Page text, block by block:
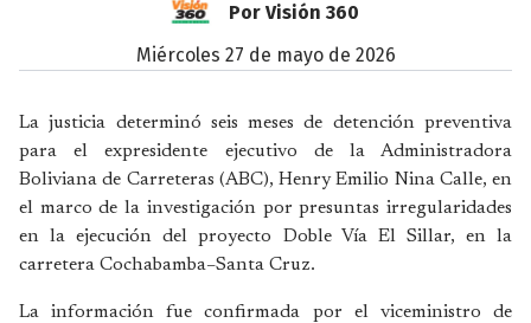
Por Visión 360
miércoles 27 de mayo de 2026
La justicia determinó seis meses de detención preventiva
para el expresidente ejecutivo de la Administradora
Boliviana de Carreteras (ABC), Henry Emilio Nina Calle, en
el marco de la investigación por presuntas irregularidades
en la ejecución del proyecto Doble Vía El Sillar, en la
carretera Cochabamba–Santa Cruz.
La información fue confirmada por el viceministro de